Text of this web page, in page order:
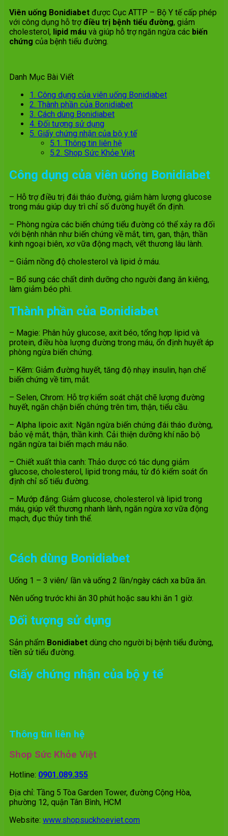
Viên uống Bonidiabet được Cục ATTP – Bộ Y tế cấp phép
với công dụng hỗ trợđiều trị bệnh tiểu đường, giảm
cholesterol, lipid máu và giúp hỗ trợ ngăn ngừa các biến
chứng của bệnh tiểu đường.
Danh Mục Bài Viết
1. Công dụng của viên uống Bonidiabet
2. Thành phần của Bonidiabet
3. Cách dùng Bonidiabet
4. Đối tượng sử dụng
5. Giấy chứng nhận của bộ y tế
5.1. Thông tin liên hệ
5.2. Shop Sức Khỏe Việt
Công dụng của viên uống Bonidiabet
– Hỗ trợ điều trị đái tháo đường, giảm hàm lượng glucose
trong máu giúp duy trì chỉ số đường huyết ổn định.
– Phòng ngừa các biến chứng tiểu đường có thể xảy ra đối
với bệnh nhân như biến chứng về mắt, tim, gan, thận, thần
kinh ngoại biên, xơ vữa động mạch, vết thương lâu lành.
– Giảm nồng độ cholesterol và lipid ở máu.
– Bổ sung các chất dinh dưỡng cho người đang ăn kiêng,
làm giảm béo phì.
Thành phần của Bonidiabet
– Magie: Phân hủy glucose, axit béo, tổng hợp lipid và
protein, điều hòa lượng đường trong máu, ổn định huyết áp
phòng ngừa biến chứng.
– Kẽm: Giảm đường huyết, tăng độ nhạy insulin, hạn chế
biến chứng về tim, mắt.
– Selen, Chrom: Hỗ trợ kiểm soát chặt chẽ lượng đường
huyết, ngăn chặn biến chứng trên tim, thận, tiểu cầu.
– Alpha lipoic axit: Ngăn ngừa biến chứng đái tháo đường,
bảo vệ mắt, thận, thần kinh. Cải thiện dưỡng khí não bộ
ngăn ngừa tai biến mạch máu não.
– Chiết xuất thìa canh: Thảo dược có tác dụng giảm
glucose, cholesterol, lipid trong máu, từ đó kiểm soát ổn
định chỉ số tiểu đường.
– Mướp đắng: Giảm glucose, cholesterol và lipid trong
máu, giúp vết thương nhanh lành, ngăn ngừa xơ vữa động
mạch, đục thủy tinh thể.
Cách dùng Bonidiabet
Uống 1 – 3 viên/ lần và uống 2 lần/ngày cách xa bữa ăn.
Nên uống trước khi ăn 30 phút hoặc sau khi ăn 1 giờ.
Đối tượng sử dụng
Sản phẩm Bonidiabet dùng cho người bị bệnh tiểu đường,
tiền sử tiểu đường.
Giấy chứng nhận của bộ y tế
Thông tin liên hệ
Shop Sức Khỏe Việt
Hotline: 0901.089.355
Địa chỉ: Tầng 5 Tòa Garden Tower, đường Cộng Hòa,
phường 12, quận Tân Bình, HCM
Website: www.shopsuckhoeviet.com